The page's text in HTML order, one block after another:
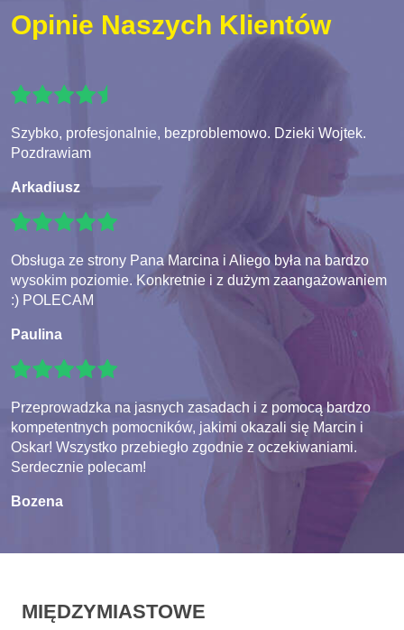
Opinie Naszych Klientów
Szybko, profesjonalnie, bezproblemowo. Dzieki Wojtek.
Pozdrawiam
Arkadiusz
Obsługa ze strony Pana Marcina i Aliego była na bardzo
wysokim poziomie. Konkretnie i z dużym zaangażowaniem
:) POLECAM
Paulina
Przeprowadzka na jasnych zasadach i z pomocą bardzo
kompetentnych pomocników, jakimi okazali się Marcin i
Oskar! Wszystko przebiegło zgodnie z oczekiwaniami.
Serdecznie polecam!
Bozena
MIĘDZYMIASTOWE